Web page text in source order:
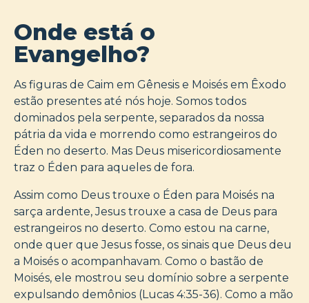
Onde está o
Evangelho?
As figuras de Caim em Gênesis e Moisés em Êxodo
estão presentes até nós hoje. Somos todos
dominados pela serpente, separados da nossa
pátria da vida e morrendo como estrangeiros do
Éden no deserto. Mas Deus misericordiosamente
traz o Éden para aqueles de fora.
Assim como Deus trouxe o Éden para Moisés na
sarça ardente, Jesus trouxe a casa de Deus para
estrangeiros no deserto. Como estou na carne,
onde quer que Jesus fosse, os sinais que Deus deu
a Moisés o acompanhavam. Como o bastão de
Moisés, ele mostrou seu domínio sobre a serpente
expulsando demônios (Lucas 4:35-36). Como a mão